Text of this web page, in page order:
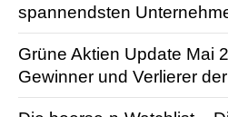
spannendsten
Grüne Aktien Update Mai
Gewinner und Verlierer